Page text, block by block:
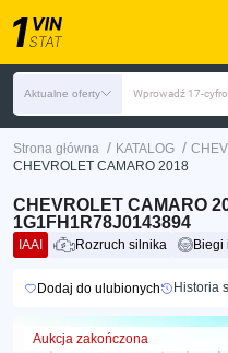
Aktualne oferty Wprowadź 17-
Strona główna / KATALOG /
CHEVROLET CAMARO 2018
CHEVROLET CAMARO
1G1FH1R78J0143894
IAAI Rozruch silnika Biegi
Dodaj do ulubionych Historia
Aukcja zakończona